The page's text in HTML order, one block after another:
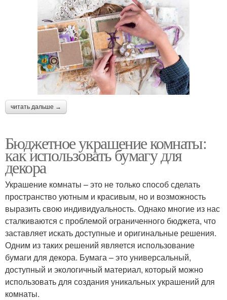
читать дальше →
Бюджетное украшение комнаты:
как использовать бумагу для
декора
Украшение комнаты – это не только способ сделать
пространство уютным и красивым, но и возможность
выразить свою индивидуальность. Однако многие из нас
сталкиваются с проблемой ограниченного бюджета, что
заставляет искать доступные и оригинальные решения.
Одним из таких решений является использование
бумаги для декора. Бумага – это универсальный,
доступный и экологичный материал, который можно
использовать для создания уникальных украшений для
комнаты.